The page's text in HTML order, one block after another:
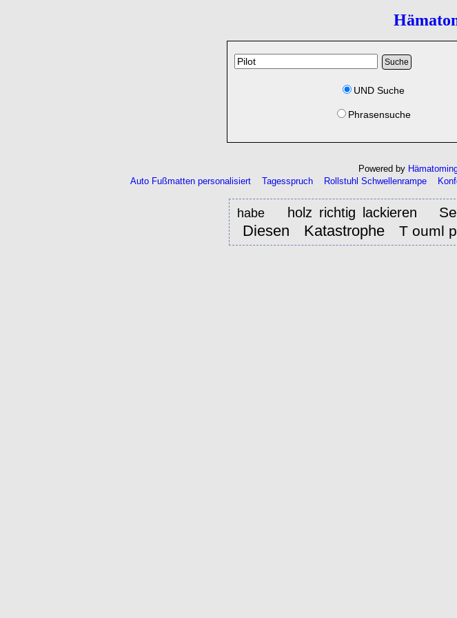
UND Suche
Phrasensuche
Powered by
Auto Fußmatten personalisiert
Tagesspruch Rollstuhl Schwellenrampe
habe holz richtig lackieren
Diesen Katastrophe T ouml